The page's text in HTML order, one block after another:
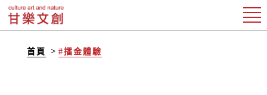
首頁 #擂金體驗